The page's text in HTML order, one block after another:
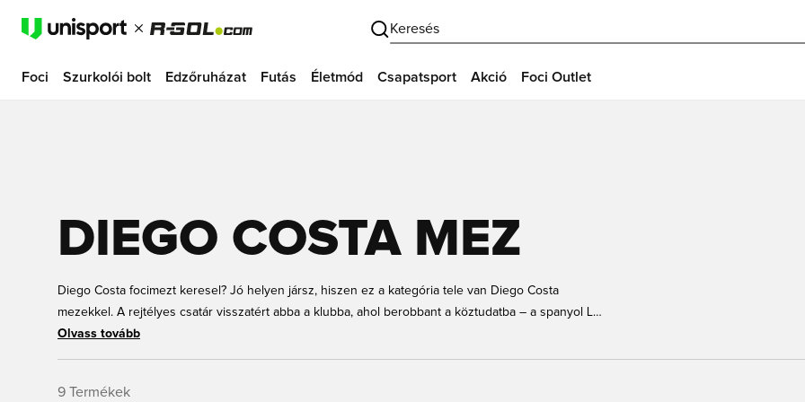
Keresés
Foci Szurkolói bolt Edzőruházat Futás Életmód Csapatsport Akció Foci Outlet
DIEGO COSTA MEZ
Diego Costa focimezt keresel? Jó helyen jársz, hiszen ez a kategória tele van Diego Costa
mezekkel. A rejtélyes csatár visszatért abba a klubba, ahol berobbant a köztudatba – a spanyol La
Ligában szereplő Atlético Madridhoz. Ha már akkor is Diego Costa rajongó voltál, örülni fogsz az
Olvass tovább
9 Termékek